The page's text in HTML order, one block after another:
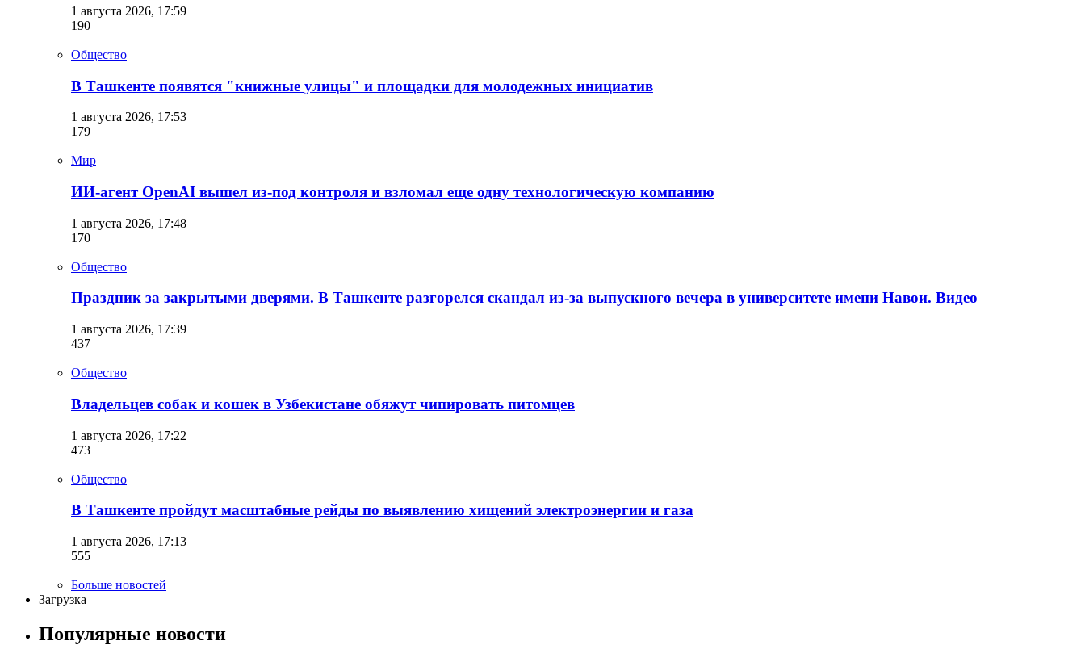
1 августа 2026, 17:59
190
Общество
В Ташкенте появятся "книжные улицы" и площадки для молодежных инициатив
1 августа 2026, 17:53
179
Мир
ИИ-агент OpenAI вышел из-под контроля и взломал еще одну технологическую компанию
1 августа 2026, 17:48
170
Общество
Праздник за закрытыми дверями. В Ташкенте разгорелся скандал из-за выпускного вечера в университете имени Навои. Видео
1 августа 2026, 17:39
437
Общество
Владельцев собак и кошек в Узбекистане обяжут чипировать питомцев
1 августа 2026, 17:22
473
Общество
В Ташкенте пройдут масштабные рейды по выявлению хищений электроэнергии и газа
1 августа 2026, 17:13
555
Больше новостей
Загрузка
Популярные новости